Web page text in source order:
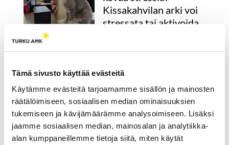
Tämä sivusto käyttää evästeitä
Käytämme evästeitä tarjoamamme sisällön ja mainosten
räätälöimiseen, sosiaalisen median ominaisuuksien
tukemiseen ja kävijämäärämme analysoimiseen. Lisäksi
jaamme sosiaalisen median, mainosalan ja analytiikka-
alan kumppaneillemme tietoja siitä, miten käytät
Kissakahvilan arki voi
stressata tai aktivoida
vuorovaikutuksessa
aukiolon ajan. Siksi kissan
stressin tunnistaminen ja
ennaltaehkäisy on erityisen
tärkeää.